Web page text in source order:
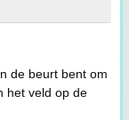
de beurt bent om
het veld op de